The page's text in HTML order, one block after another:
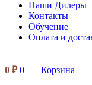
Наши Дилеры
Контакты
Обучение
Оплата и
0 ₽ 0 Корзина